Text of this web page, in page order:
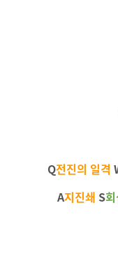
Q전진의 일격
A지진쇄 S